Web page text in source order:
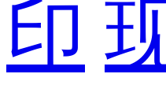
印